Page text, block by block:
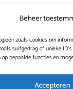
Beheer
zoals cookies om
surfgedrag of unieke
bepaalde functies en
Accepteren